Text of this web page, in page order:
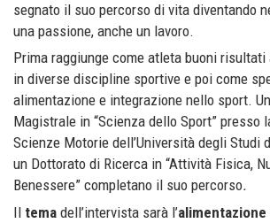
segnato il suo percorso di vita diventando
una passione, anche un lavoro.
Prima raggiunge come atleta buoni
in diverse discipline sportive e poi come
alimentazione e integrazione nello sport.
Magistrale in “Scienza dello Sport” presso
Scienze Motorie dell’Università degli Studi
un Dottorato di Ricerca in “Attività Fisica,
Benessere” completano il suo percorso.
Il tema dell’intervista sarà l’